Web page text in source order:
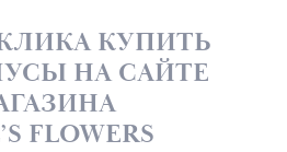
КУПИТЬ
НА САЙТЕ
FLOWERS